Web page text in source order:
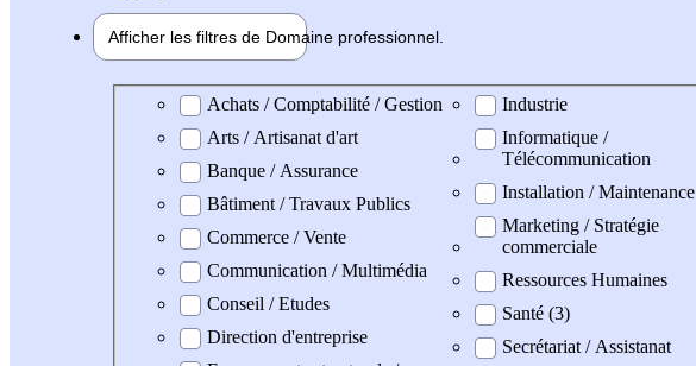
Afficher les filtres de Domaine professionnel
Domaine professionel
Achats / Comptabilité / Gestion
Arts / Artisanat d'art
Banque / Assurance
Bâtiment / Travaux Publics
Commerce / Vente
Communication / Multimédia
Conseil / Etudes
Direction d'entreprise
Industrie
Informatique /
Télécommunication
Installation / Maintenance
Marketing / Stratégie
commerciale
Ressources Humaines
Santé (3)
Secrétariat / Assistanat